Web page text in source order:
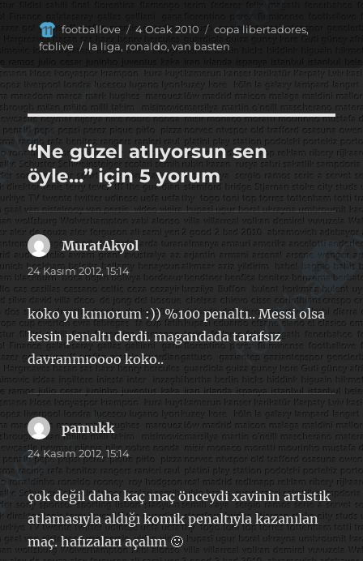
Yazar
footballove
Yayın
tarihi
4 Ocak 2010 Kategoriler
copa libertadores,
fcblive
Etiketler
la liga, ronaldo, van basten
“Ne güzel atlıyorsun sen
öyle…” için 5 yorum
MuratAkyoldedi
ki:
24 Kasım 2012, 15:14
koko yu kınıorum :)) %100 penaltı.. Messi olsa
kesin penaltı derdi. magandada tarafsız
davranmıoooo koko..
pamukk dedi
ki:
24 Kasım 2012, 15:14
çok değil daha kaç maç önceydi xavinin artistik
atlamasıyla aldığı komik penaltıyla kazanılan
maç. hafızaları açalım 🙂